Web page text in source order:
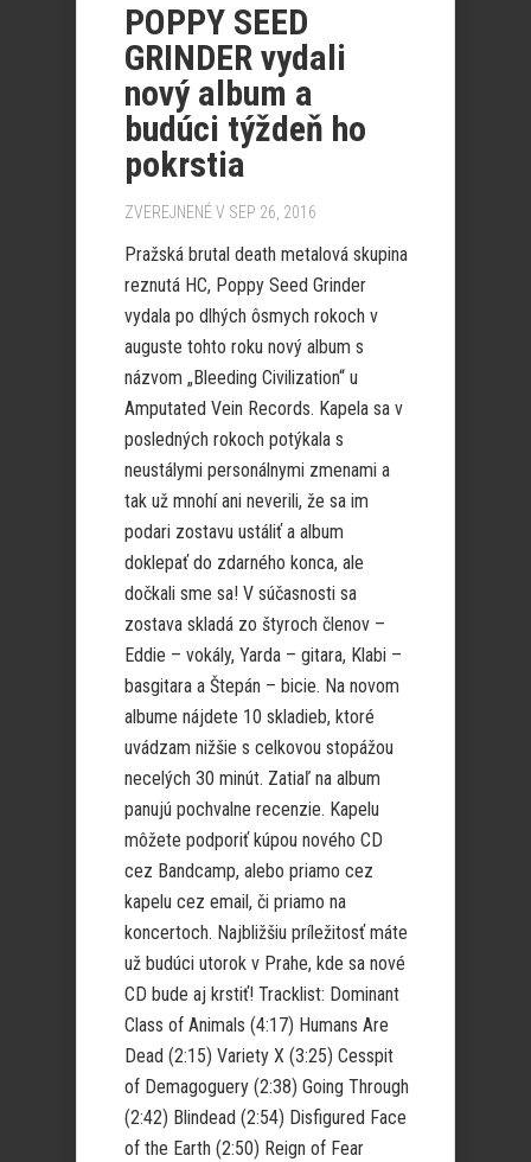
POPPY SEED
GRINDER vydali
nový album a
budúci týždeň ho
pokrstia
ZVEREJNENÉ V SEP 26, 2016
Pražská brutal death metalová skupina
reznutá HC, Poppy Seed Grinder
vydala po dlhých ôsmych rokoch v
auguste tohto roku nový album s
názvom „Bleeding Civilization“ u
Amputated Vein Records. Kapela sa v
posledných rokoch potýkala s
neustálymi personálnymi zmenami a
tak už mnohí ani neverili, že sa im
podari zostavu ustáliť a album
doklepať do zdarného konca, ale
dočkali sme sa! V súčasnosti sa
zostava skladá zo štyroch členov –
Eddie – vokály, Yarda – gitara, Klabi –
basgitara a Štepán – bicie. Na novom
albume nájdete 10 skladieb, ktoré
uvádzam nižšie s celkovou stopážou
necelých 30 minút. Zatiaľ na album
panujú pochvalne recenzie. Kapelu
môžete podporiť kúpou nového CD
cez Bandcamp, alebo priamo cez
kapelu cez email, či priamo na
koncertoch. Najbližšiu príležitosť máte
už budúci utorok v Prahe, kde sa nové
CD bude aj krstiť! Tracklist: Dominant
Class of Animals (4:17) Humans Are
Dead (2:15) Variety X (3:25) Cesspit
of Demagoguery (2:38) Going Through
(2:42) Blindead (2:54) Disfigured Face
of the Earth (2:50) Reign of Fear